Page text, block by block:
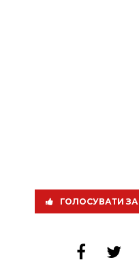
ГОЛОСУВАТИ ЗА